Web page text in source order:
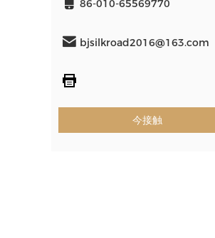
86-010-65569770
bjsilkroad2016@163.com
今接触